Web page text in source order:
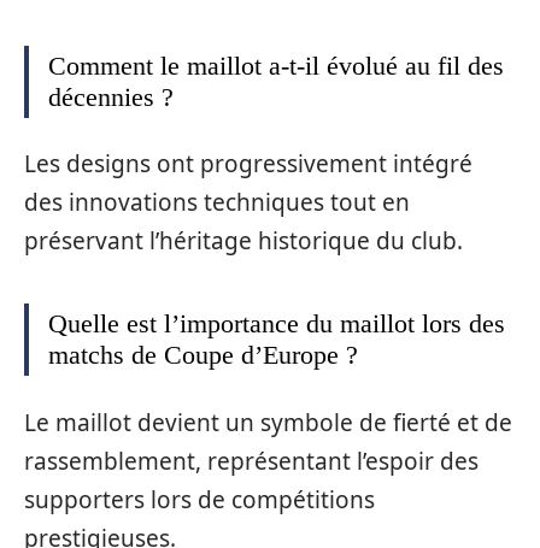
Comment le maillot a-t-il évolué au fil des
décennies ?
Les designs ont progressivement intégré
des innovations techniques tout en
préservant l’héritage historique du club.
Quelle est l’importance du maillot lors des
matchs de Coupe d’Europe ?
Le maillot devient un symbole de fierté et de
rassemblement, représentant l’espoir des
supporters lors de compétitions
prestigieuses.